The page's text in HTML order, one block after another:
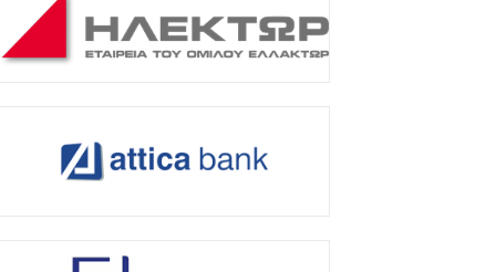
υψηλές θερμοκρασίες του Αυγούστου
τα ελαστικά του αυτοκινήτου
ΑΒΑΞ: Ανάληψη έργου κατασκευής
Αυγούστου 2026